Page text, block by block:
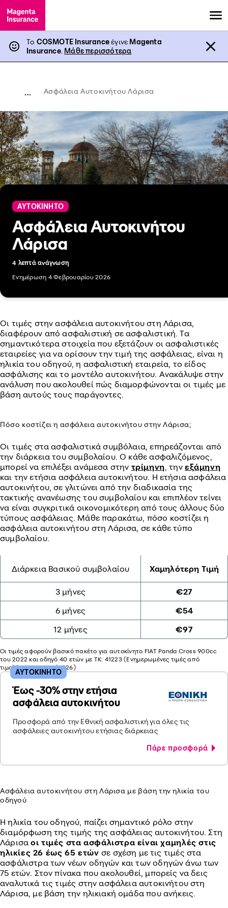
Το COSMOTE InsuranceέγινεMagenta
Insurance. Μάθε περισσότερα
... Ασφάλεια Αυτοκινήτου Λάρισα
ΑΥΤΟΚΙΝΗΤΟ
Ασφάλεια Αυτοκινήτου
Λάρισα
4 λεπτά ανάγνωση
Ενημέρωση 4 Φεβρουαρίου 2026
Οι τιμές στην ασφάλεια αυτοκινήτου στη Λάρισα,
διαφέρουν από ασφαλιστική σε ασφαλιστική. Τα
σημαντικότερα στοιχεία που εξετάζουν οι ασφαλιστικές
εταιρείες για να ορίσουν την τιμή της ασφάλειας, είναι η
ηλικία του οδηγού, η ασφαλιστική εταιρεία, το είδος
ασφάλισης και το μοντέλο αυτοκινήτου. Ανακάλυψε στην
ανάλυση που ακολουθεί πώς διαμορφώνονται οι τιμές με
βάση αυτούς τους παράγοντες.
Πόσο κοστίζει η ασφάλεια αυτοκινήτου στην Λάρισα;
Οι τιμές στα ασφαλιστικά συμβόλαια, επηρεάζονται από
την διάρκεια του συμβολαίου. Ο κάθε ασφαλιζόμενος,
μπορεί να επιλέξει ανάμεσα στην τρίμηνη, την εξάμηνη
και την ετήσια ασφάλεια αυτοκινήτου. Η ετήσια ασφάλεια
αυτοκινήτου, σε γλιτώνει από την διαδικασία της
τακτικής ανανέωσης του συμβολαίου και επιπλέον τείνει
να είναι συγκριτικά οικονομικότερη από τους άλλους δύο
τύπους ασφάλειας. Μάθε παρακάτω, πόσο κοστίζει η
ασφάλεια αυτοκινήτου στη Λάρισα, σε κάθε τύπο
συμβολαίου.
Διάρκεια Βασικού συμβολαίου Χαμηλότερη Τιμή
3 μήνες
€27
6 μήνες
€54
12 μήνες
€97
Οι τιμές αφορούν βασικό πακέτο για αυτοκίνητο FIAT Panda Cross 900cc
του 2022 και οδηγό 40 ετών με ΤΚ: 41223 (Ενημερωμένες τιμές από
τιμολόγηση του 07/2026)
Έως -30% στην ετήσια
ασφάλεια αυτοκινήτου
Προσφορά από την Εθνική ασφαλιστική για όλες τις
ασφάλειες αυτοκινήτου ετήσιας διάρκειας
Πάρε προσφορά
ΑΥΤΟΚΙΝΗΤΟ
Ασφάλεια αυτοκινήτου στη Λάρισα με βάση την ηλικία του
οδηγού
Η ηλικία του οδηγού, παίζει σημαντικό ρόλο στην
διαμόρφωση της τιμής της ασφάλειας αυτοκινήτου. Στη
Λάρισαοι τιμές στα ασφάλιστρα είναι χαμηλές στις
ηλικίες 26 έως 65 ετών σε σχέση με τις τιμές στα
ασφάλιστρα των νέων οδηγών και των οδηγών άνω των
75 ετών. Στον πίνακα που ακολουθεί, μπορείς να δεις
αναλυτικά τις τιμές στην ασφάλεια αυτοκινήτου στη
Λάρισα, με βάση την ηλικιακή ομάδα που ανήκεις.